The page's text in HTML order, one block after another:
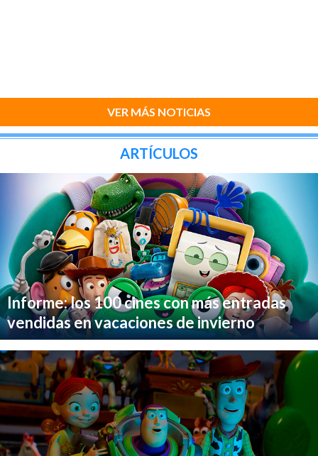
VER MÁS NOTICIAS
ARTÍCULOS
Informe: los 100 cines con más entradas
vendidas en vacaciones de invierno